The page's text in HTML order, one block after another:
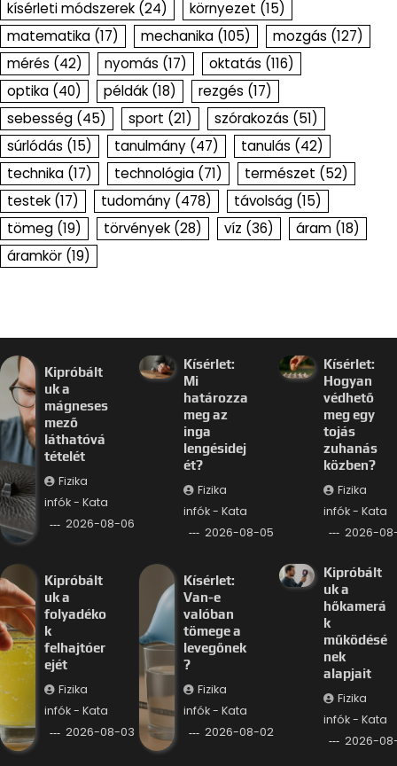
kísérleti módszerek (24) környezet (15)
matematika (17) mechanika (105) mozgás (127)
mérés (42) nyomás (17) oktatás (116)
optika (40) példák (18) rezgés (17)
sebesség (45) sport (21) szórakozás (51)
súrlódás (15) tanulmány (47) tanulás (42)
technika (17) technológia (71) természet (52)
testek (17) tudomány (478) távolság (15)
tömeg (19) törvények (28) víz (36) áram (18)
áramkör (19)
Kipróbált
uk a
mágneses
mező
láthatóvá
tételét
Fizika
infók - Kata
2026-08-06
Kísérlet:
Mi
határozza
meg az
inga
lengésidej
ét?
Fizika
infók - Kata
2026-08-05
Kísérlet:
Hogyan
védhető
meg egy
tojás
zuhanás
közben?
Fizika
infók - Kata
2026-
Kipróbált
uk a
folyadéko
k
felhajtóer
ejét
Fizika
infók - Kata
2026-08-03
Kísérlet:
Van-e
valóban
tömege a
levegőnek
?
Fizika
infók - Kata
2026-08-02
Kipróbált
uk a
hőkamerá
k
működésé
nek
alapjait
Fizika
infók - Kata
2026-